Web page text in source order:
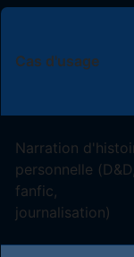
Cas d'usage
Narration
personnelle (D&D,
fanfic,
journalisation)